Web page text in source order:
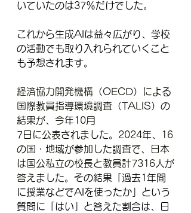
いていたのは37％だけでした。
これから生成AIは益々広がり、学校
の活動でも取り入れられていくこと
も予想されます。
経済協力開発機構 （OECD）による
国際教員指導環境調査（TALIS）の
結果が、今年10月
7日に公表されました。2024年、16
の国・地域が参加した調査で、日本
は国公私立の校長と教員計7316人が
答えました。 その結果「過去1年間
に授業などでAIを使ったか」という
質問に「はい」と答えた割合は、日